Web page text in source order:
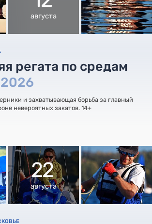
августа
регата по средам
и захватывающая борьба за главный
невероятных закатов. 14+
22
августа